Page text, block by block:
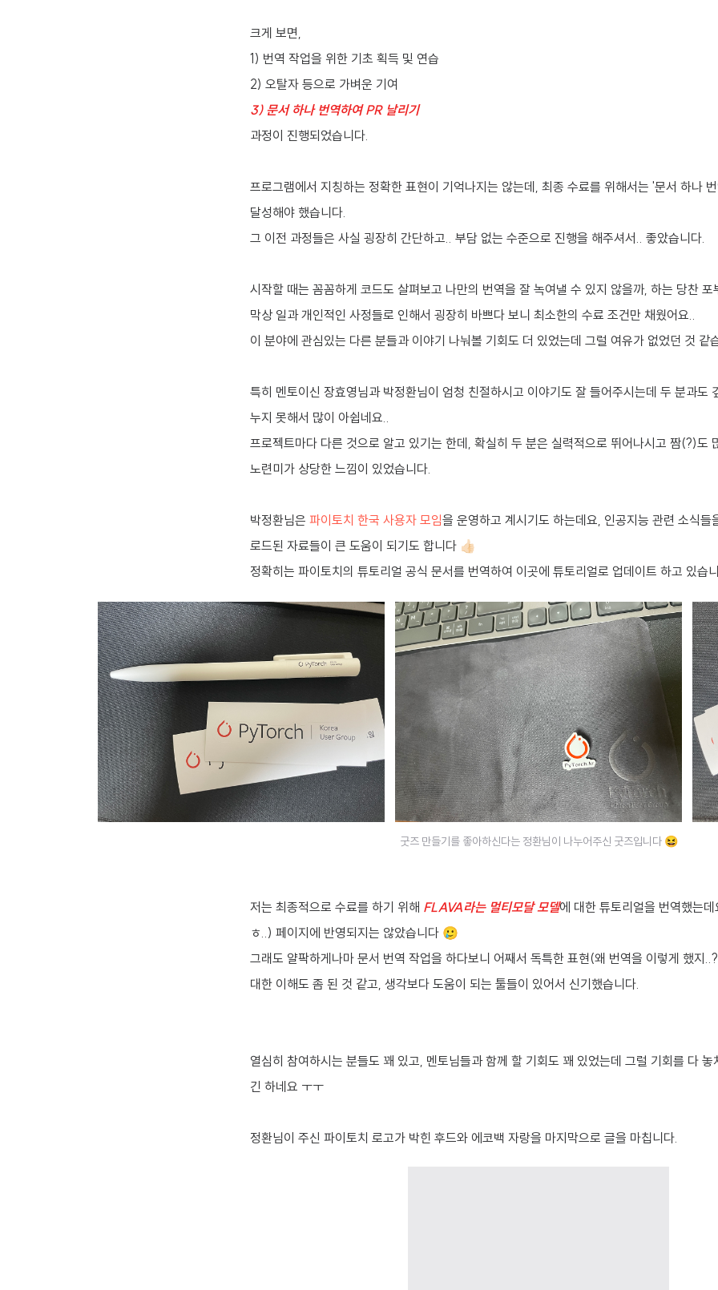
크게 보면,
1) 번역 작업을 위한 기초 획득 및 연습
2) 오탈자 등으로 가벼운 기여
3) 문서 하나 번역하여 PR 날리기
과정이 진행되었습니다.
프로그램에서 지칭하는 정확한 표현이 기억나지는 않는데, 최종 수료를 위해서는 '문서 하나
달성해야 했습니다.
그 이전 과정들은 사실 굉장히 간단하고.. 부담 없는 수준으로 진행을 해주셔서.. 좋았습니다.
시작할 때는 꼼꼼하게 코드도 살펴보고 나만의 번역을 잘 녹여낼 수 있지 않을까, 하는 당찬 포
막상 일과 개인적인 사정들로 인해서 굉장히 바쁘다 보니 최소한의 수료 조건만 채웠어요..
이 분야에 관심있는 다른 분들과 이야기 나눠볼 기회도 더 있었는데 그럴 여유가 없었던 것 같
특히 멘토이신 장효영님과 박정환님이 엄청 친절하시고 이야기도 잘 들어주시는데 두 분과도
누지 못해서 많이 아쉽네요..
프로젝트마다 다른 것으로 알고 있기는 한데, 확실히 두 분은 실력적으로 뛰어나시고 짬(?)도
노련미가 상당한 느낌이 있었습니다.
박정환님은 파이토치 한국 사용자 모임을 운영하고 계시기도 하는데요, 인공지능 관련 소식들
로드된 자료들이 큰 도움이 되기도 합니다 👍🏻
정확히는 파이토치의 튜토리얼 공식 문서를 번역하여 이곳에 튜토리얼로 업데이트 하고 있습
굿즈 만들기를 좋아하신다는 정환님이 나누어주신 굿즈입니다 😆
저는 최종적으로 수료를 하기 위해 FLAVA라는 멀티모달 모델에 대한 튜토리얼을 번역했는
ㅎ..) 페이지에 반영되지는 않았습니다 🥲
그래도 얄팍하게나마 문서 번역 작업을 하다보니 어째서 독특한 표현(왜 번역을 이렇게 했지
대한 이해도 좀 된 것 같고, 생각보다 도움이 되는 툴들이 있어서 신기했습니다.
열심히 참여하시는 분들도 꽤 있고, 멘토님들과 함께 할 기회도 꽤 있었는데 그럴 기회를 다 놓
긴 하네요 ㅜㅜ
정환님이 주신 파이토치 로고가 박힌 후드와 에코백 자랑을 마지막으로 글을 마칩니다.